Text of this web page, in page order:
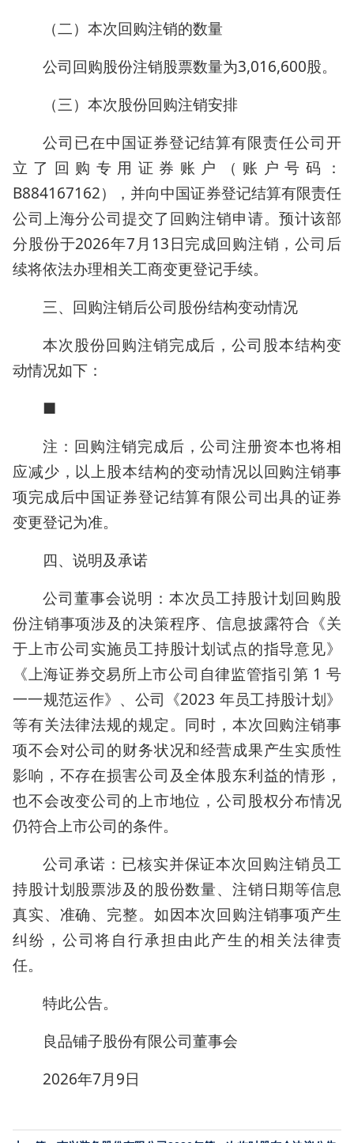
（二）本次回购注销的数量
公司回购股份注销股票数量为3,016,600股。
（三）本次股份回购注销安排
公司已在中国证券登记结算有限责任公司开
立了回购专用证券账户（账户号码：
B884167162），并向中国证券登记结算有限责任
公司上海分公司提交了回购注销申请。预计该部
分股份于2026年7月13日完成回购注销，公司后
续将依法办理相关工商变更登记手续。
三、回购注销后公司股份结构变动情况
本次股份回购注销完成后，公司股本结构变
动情况如下：
■
注：回购注销完成后，公司注册资本也将相
应减少，以上股本结构的变动情况以回购注销事
项完成后中国证券登记结算有限公司出具的证券
变更登记为准。
四、说明及承诺
公司董事会说明：本次员工持股计划回购股
份注销事项涉及的决策程序、信息披露符合《关
于上市公司实施员工持股计划试点的指导意见》
《上海证券交易所上市公司自律监管指引第 1 号
一一规范运作》、公司《2023 年员工持股计划》
等有关法律法规的规定。同时，本次回购注销事
项不会对公司的财务状况和经营成果产生实质性
影响，不存在损害公司及全体股东利益的情形，
也不会改变公司的上市地位，公司股权分布情况
仍符合上市公司的条件。
公司承诺：已核实并保证本次回购注销员工
持股计划股票涉及的股份数量、注销日期等信息
真实、准确、完整。如因本次回购注销事项产生
纠纷，公司将自行承担由此产生的相关法律责
任。
特此公告。
良品铺子股份有限公司董事会
2026年7月9日